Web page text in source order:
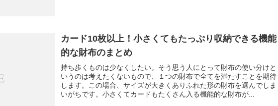
カード10枚以上！小さくてもたっぷり収納できる機能
的な財布のまとめ
持ち歩くものは少なくしたい。そう思う人にとって財布の使い分けと
いうのは考えたくないもので、１つの財布で全てを満たすことを期待
します。この場合、サイズが大きくありふれた形の財布を選んでしま
いがちです。小さくてカードもたくさん入る機能的な財布が...